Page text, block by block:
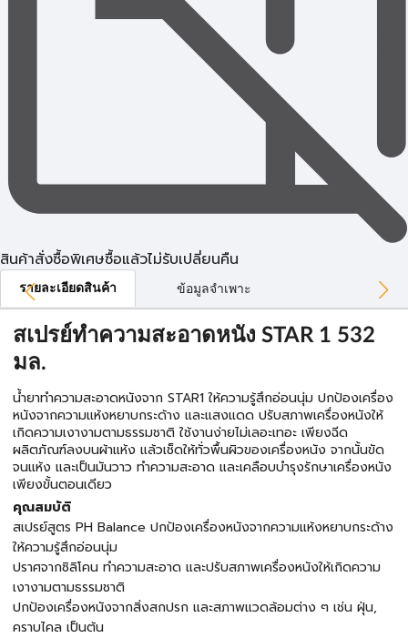
สินค้าสั่งซื้อพิเศษซื้อแล้วไม่รับเปลี่ยนคืน
รายละเอียดสินค้า ข้อมูลจำเพาะ
สเปรย์ทำความสะอาดหนัง STAR 1 532
มล.
น้ำยาทำความสะอาดหนังจาก STAR1 ให้ความรู้สึกอ่อนนุ่ม ปกป้องเครื่อง
หนังจากความแห้งหยาบกระด้าง และแสงแดด ปรับสภาพเครื่องหนังให้
เกิดความเงางามตามธรรมชาติ ใช้งานง่ายไม่เลอะเทอะ เพียงฉีด
ผลิตภัณฑ์ลงบนผ้าแห้ง แล้วเช็ดให้ทั่วพื้นผิวของเครื่องหนัง จากนั้นขัด
จนแห้ง และเป็นมันวาว ทำความสะอาด และเคลือบบำรุงรักษาเครื่องหนัง
เพียงขั้นตอนเดียว
คุณสมบัติ
สเปรย์สูตร PH Balance ปกป้องเครื่องหนังจากความแห้งหยาบกระด้าง
ให้ความรู้สึกอ่อนนุ่ม
ปราศจากซิลิโคน ทำความสะอาด และปรับสภาพเครื่องหนังให้เกิดความ
เงางามตามธรรมชาติ
ปกป้องเครื่องหนังจากสิ่งสกปรก และสภาพแวดล้อมต่าง ๆ เช่น ฝุ่น,
คราบไคล เป็นต้น